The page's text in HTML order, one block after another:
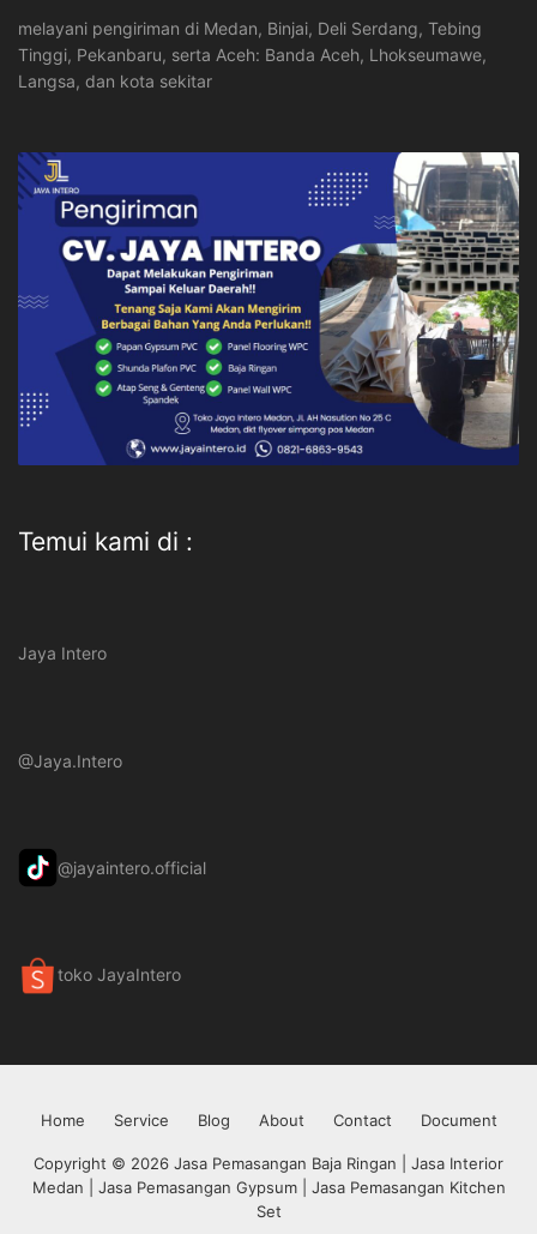
melayani pengiriman di Medan, Binjai, Deli Serdang, Tebing
Tinggi, Pekanbaru, serta Aceh: Banda Aceh, Lhokseumawe,
Langsa, dan kota sekitar
Temui kami di :
Jaya Intero
@Jaya.Intero
@jayaintero.official
toko JayaIntero
Home Service Blog About Contact Document
Copyright © 2026 Jasa Pemasangan Baja Ringan | Jasa Interior
Medan | Jasa Pemasangan Gypsum | Jasa Pemasangan Kitchen
Set